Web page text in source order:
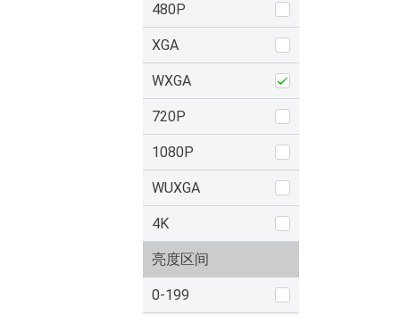
480P
XGA
WXGA
720P
1080P
WUXGA
4K
亮度区间
0-199